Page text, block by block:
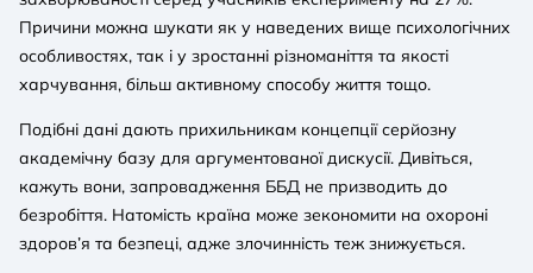
Причини можна шукати як у наведених вище психологічних
особливостях, так і у зростанні різноманіття та якості
харчування, більш активному способу життя тощо.
Подібні дані дають прихильникам концепції серйозну
академічну базу для аргументованої дискусії. Дивіться,
кажуть вони, запровадження ББД не призводить до
безробіття. Натомість країна може зекономити на охороні
здоров’я та безпеці, адже злочинність теж знижується.